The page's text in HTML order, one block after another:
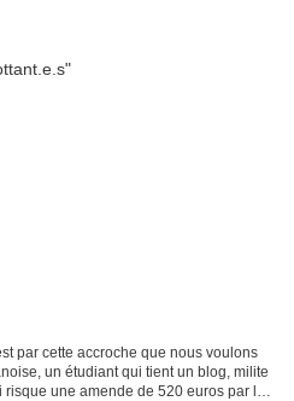
par cette accroche que nous voulons
un étudiant qui tient un blog, milite
une amende de 520 euros par la